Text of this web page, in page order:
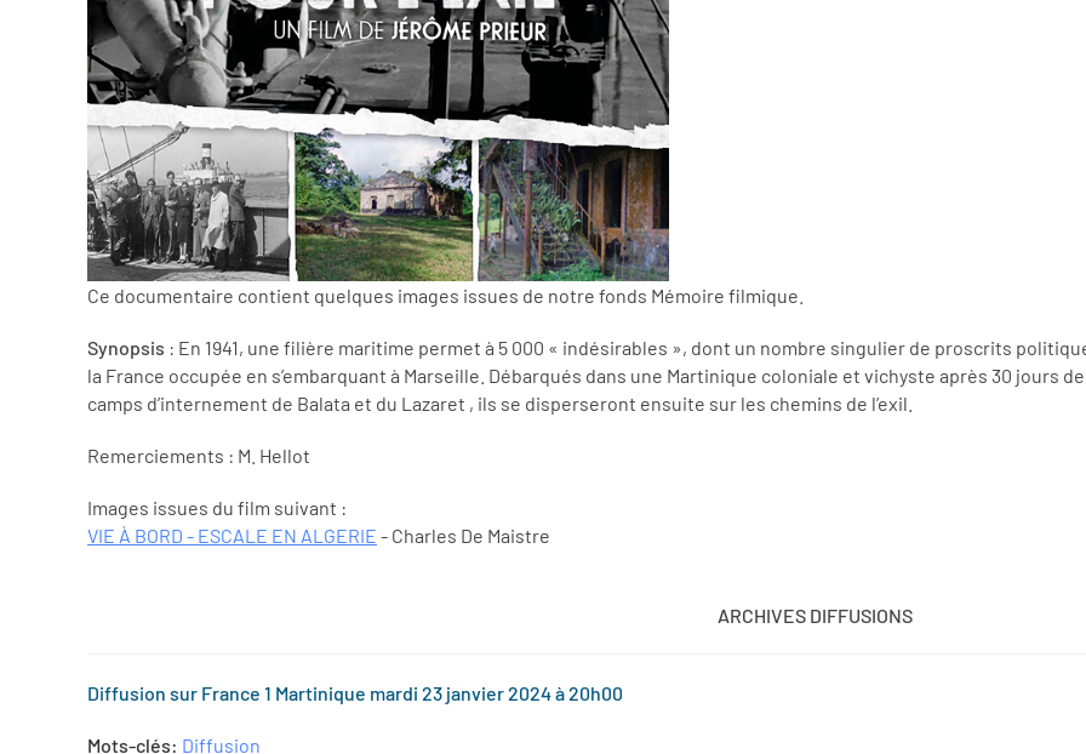
Ce documentaire contient quelques images issues de notre fonds Mémoire filmique.
Synopsis : En 1941, une filière maritime permet à 5 000 « indésirables », dont un nombre singulier de proscrits
la France occupée en s’embarquant à Marseille. Débarqués dans une Martinique coloniale et vichyste après 30 jours
camps d’internement de Balata et du Lazaret , ils se disperseront ensuite sur les chemins de l’exil.
Remerciements : M. Hellot
Images issues du film suivant :
VIE À BORD - ESCALE EN ALGERIE - Charles De Maistre
ARCHIVES DIFFUSIONS
Diffusion sur France 1 Martinique mardi 23 janvier 2024 à 20h00
Mots-clés: Diffusion